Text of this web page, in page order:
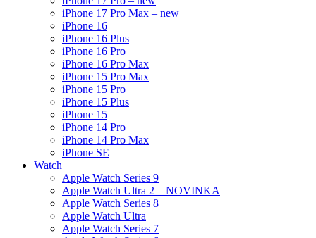
iPhone 17 Pro Max – new
iPhone 16
iPhone 16 Plus
iPhone 16 Pro
iPhone 16 Pro Max
iPhone 15 Pro Max
iPhone 15 Pro
iPhone 15 Plus
iPhone 15
iPhone 14 Pro
iPhone 14 Pro Max
iPhone SE
Watch
Apple Watch Series 9
Apple Watch Ultra 2 – NOVINKA
Apple Watch Series 8
Apple Watch Ultra
Apple Watch Series 7